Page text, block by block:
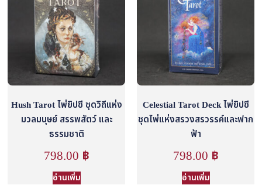
Hush Tarot ไพ่ยิปซี ชุดวิถีแห่ง
มวลมนุษย์ สรรพสัตว์ และ
ธรรมชาติ
798.00 ฿
อ่านเพิ่ม
Celestial Tarot Deck ไพ่ยิปซี
ชุดไพ่แห่งสรวงสรวรรค์และฟาก
ฟ้า
798.00 ฿
อ่านเพิ่ม